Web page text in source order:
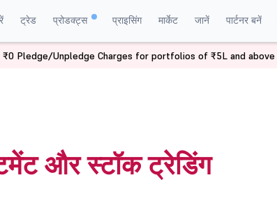
ट्रेड प्रोडक्ट्स प्राइसिंग मार्केट जानें पार्टनर बनें
और स्टॉक ट्रेडिंग
₹0 Pledge/Unpledge Charges for portfolios of ₹5L and above